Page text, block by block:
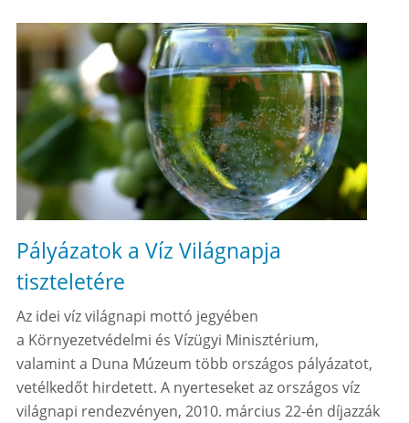
Pályázatok a Víz Világnapja
tiszteletére
Az idei víz világnapi mottó jegyében
a Környezetvédelmi és Vízügyi Minisztérium,
valamint a Duna Múzeum több országos pályázatot,
vetélkedőt hirdetett. A nyerteseket az országos víz
világnapi rendezvényen, 2010. március 22-én díjazzák